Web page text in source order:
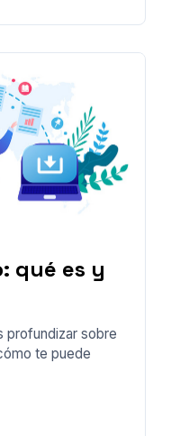
qué es y
profundizar sobre
te puede